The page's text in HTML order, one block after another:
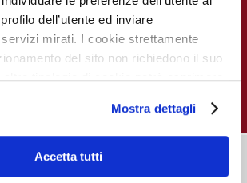
dell’utente ed inviare
mirati. I cookie strettamente
del sito non richiedono il suo
tipologie di cookie potrà esprimere
esprimere preferenze può chiudere
sul tasto x; in tal caso potranno
i cookie strettamente necessari al
sito. Per “Maggiori Informazioni” la
Mostra dettagli
Accetta tutti
Indice delle
scientifiche più